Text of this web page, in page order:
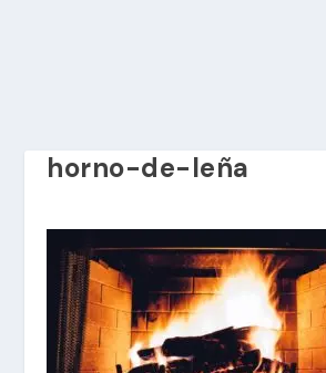
horno-de-leña